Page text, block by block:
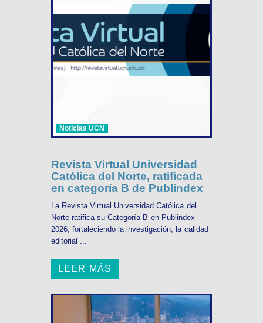
Noticias UCN
Revista Virtual Universidad
Católica del Norte, ratificada
en categoría B de Publindex
La Revista Virtual Universidad Católica del
Norte ratifica su Categoría B en Publindex
2026, fortaleciendo la investigación, la calidad
editorial ...
LEER MÁS